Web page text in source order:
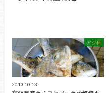
アジ科
2010.10.13